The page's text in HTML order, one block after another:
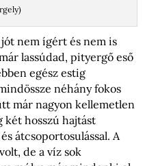
nem ígért és nem is
lassúdad, pityergő eső
egész estig
néhány fokos
már nagyon kellemetlen
két hosszú hajtást
átcsoportosulással. A
de a víz sok